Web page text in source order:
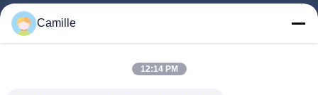
Zu Hause
Produkte
Camille
12:14 PM